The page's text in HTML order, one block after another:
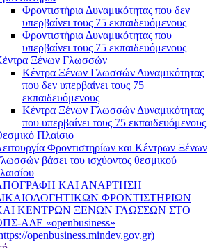
Φροντιστήρια Δυναμικότητας που δεν
υπερβαίνει τους 75 εκπαιδευόμενους
Φροντιστήρια Δυναμικότητας που
υπερβαίνει τους 75 εκπαιδευόμενους
Ξένων Γλωσσών
Kέντρα Ξένων Γλωσσών Δυναμικότητας
που δεν υπερβαίνει τους 75
εκπαιδευόμενους
Kέντρα Ξένων Γλωσσών Δυναμικότητας
που υπερβαίνει τους 75 εκπαιδευόμενους
Πλαίσιο
Φροντιστηρίων και Κέντρων Ξένων
βάσει του ισχύοντος θεσμικού
ΚΑΙ ΑΝΑΡΤΗΣΗ
ΦΡΟΝΤΙΣΤΗΡΙΩΝ
ΚΕΝΤΡΩΝ ΞΕΝΩΝ ΓΛΩΣΣΩΝ ΣΤΟ
ΑΔΕ «openbusiness»
openbusiness.mindev.gov.gr)